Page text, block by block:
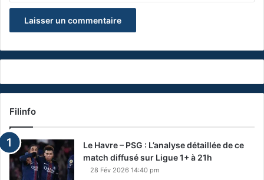
Filinfo
Le Havre – PSG : L’analyse détaillée de ce
match diffusé sur Ligue 1+ à 21h
28 Fév 2026 14:40 pm